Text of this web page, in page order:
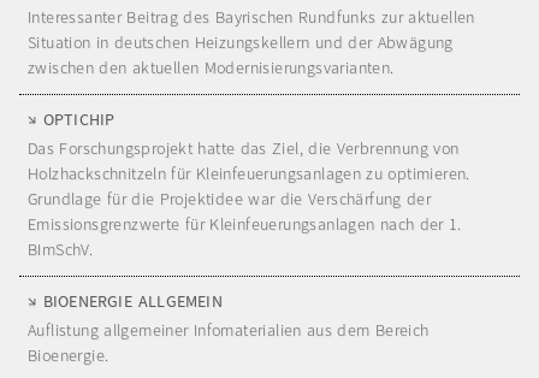
Interessanter Beitrag des Bayrischen Rundfunks zur aktuellen
Situation in deutschen Heizungskellern und der Abwägung
zwischen den aktuellen Modernisierungsvarianten.
OPTICHIP
Das Forschungsprojekt hatte das Ziel, die Verbrennung von
Holzhackschnitzeln für Kleinfeuerungsanlagen zu optimieren.
Grundlage für die Projektidee war die Verschärfung der
Emissionsgrenzwerte für Kleinfeuerungsanlagen nach der 1.
BImSchV.
BIOENERGIE ALLGEMEIN
Auflistung allgemeiner Infomaterialien aus dem Bereich
Bioenergie.